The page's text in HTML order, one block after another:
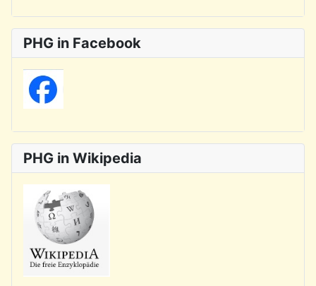
PHG in Facebook
PHG in Wikipedia